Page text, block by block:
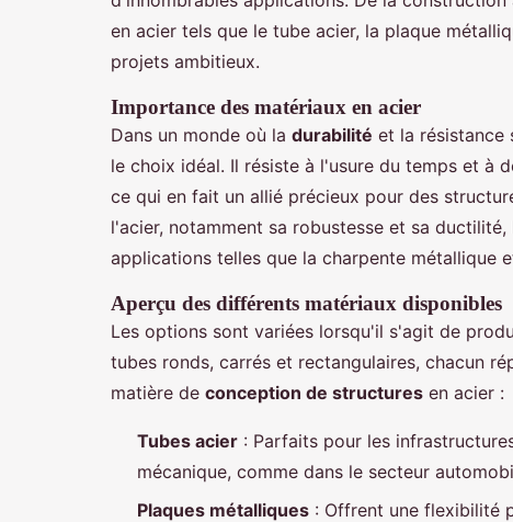
en acier tels que le tube acier, la plaque
projets ambitieux.
Importance des matériaux en acier
Dans un monde où la durabilité et la résistance
le choix idéal. Il résiste à l'usure du temps et à
ce qui en fait un allié précieux pour des
l'acier, notamment sa robustesse et sa
applications telles que la charpente métallique
Aperçu des différents matériaux disponibles
Les options sont variées lorsqu'il s'agit de
tubes ronds, carrés et rectangulaires, chacun
matière de conception de structures en acier :
Tubes acier : Parfaits pour les
mécanique, comme dans le secteur
Plaques métalliques : Offrent une flexibilité